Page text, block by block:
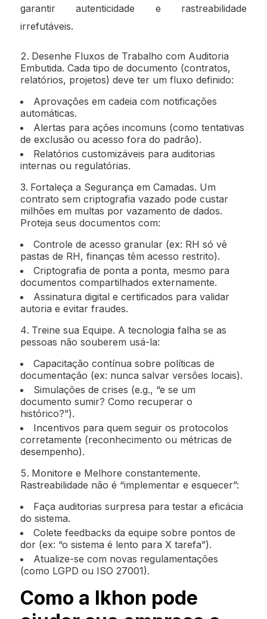
garantir autenticidade e rastreabilidade
irrefutáveis.
Desenhe Fluxos de Trabalho com Auditoria
Embutida. Cada tipo de documento (contratos,
relatórios, projetos) deve ter um fluxo definido:
Aprovações em cadeia com notificações
automáticas.
Alertas para ações incomuns (como tentativas
de exclusão ou acesso fora do padrão).
Relatórios customizáveis para auditorias
internas ou regulatórias.
Fortaleça a Segurança em Camadas. Um
contrato sem criptografia vazado pode custar
milhões em multas por vazamento de dados.
Proteja seus documentos com:
Controle de acesso granular (ex: RH só vê
pastas de RH, finanças têm acesso restrito).
Criptografia de ponta a ponta, mesmo para
documentos compartilhados externamente.
Assinatura digital e certificados para validar
autoria e evitar fraudes.
Treine sua Equipe. A tecnologia falha se as
pessoas não souberem usá-la:
Capacitação contínua sobre políticas de
documentação (ex: nunca salvar versões locais).
Simulações de crises (e.g., “e se um
documento sumir? Como recuperar o
histórico?”).
Incentivos para quem seguir os protocolos
corretamente (reconhecimento ou métricas de
desempenho).
Monitore e Melhore constantemente.
Rastreabilidade não é “implementar e esquecer”:
Faça auditorias surpresa para testar a eficácia
do sistema.
Colete feedbacks da equipe sobre pontos de
dor (ex: “o sistema é lento para X tarefa”).
Atualize-se com novas regulamentações
(como LGPD ou ISO 27001).
Como a Ikhon pode